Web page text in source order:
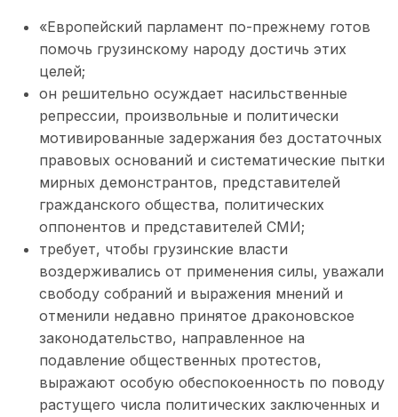
«Европейский парламент по-прежнему готов
помочь грузинскому народу достичь этих
целей;
он решительно осуждает насильственные
репрессии, произвольные и политически
мотивированные задержания без достаточных
правовых оснований и систематические пытки
мирных демонстрантов, представителей
гражданского общества, политических
оппонентов и представителей СМИ;
требует, чтобы грузинские власти
воздерживались от применения силы, уважали
свободу собраний и выражения мнений и
отменили недавно принятое драконовское
законодательство, направленное на
подавление общественных протестов,
выражают особую обеспокоенность по поводу
растущего числа политических заключенных и